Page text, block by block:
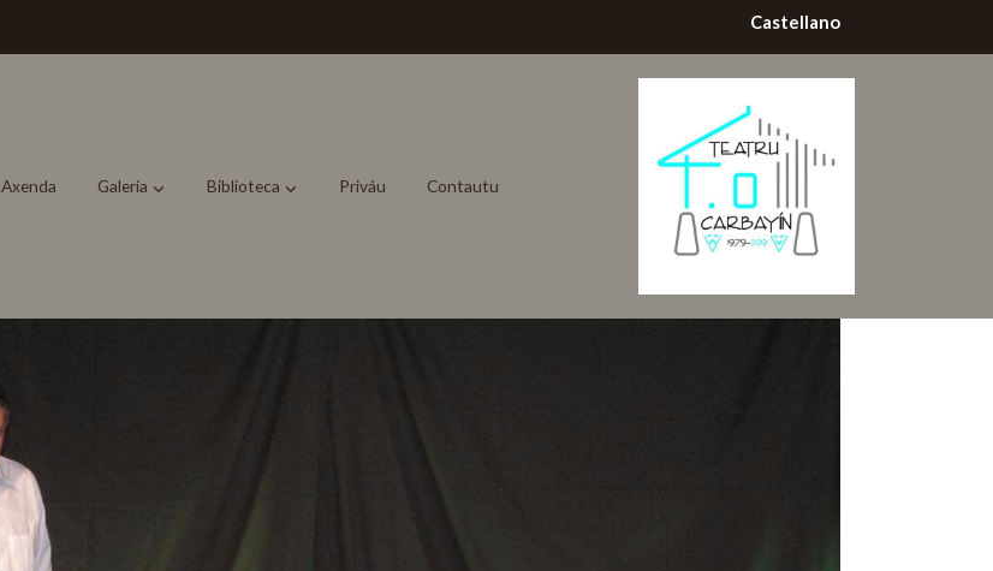
Castellano
Axenda Galería Biblioteca Priváu Contautu